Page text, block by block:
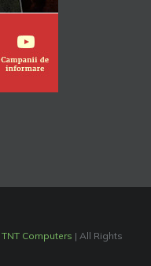
TNT Computers | All Rights